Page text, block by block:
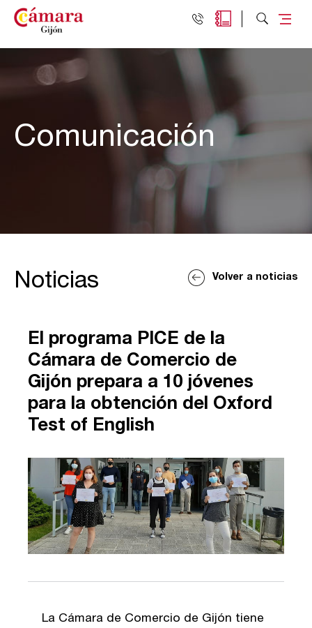
Comunicación
Noticias Volver a noticias
El programa PICE de la
Cámara de Comercio de
Gijón prepara a 10 jóvenes
para la obtención del Oxford
Test of English
La Cámara de Comercio de Gijón tiene